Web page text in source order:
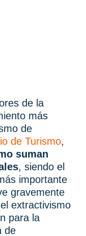
de la
más
de
de Turismo,
suman
, siendo el
importante
gravemente
extractivismo
para la
de